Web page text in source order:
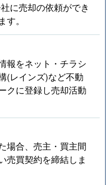
に売却の依頼ができ
。
報をネット・チラシ
(レインズ)など不動
クに登録し売却活動
場合、売主・買主間
売買契約を締結しま